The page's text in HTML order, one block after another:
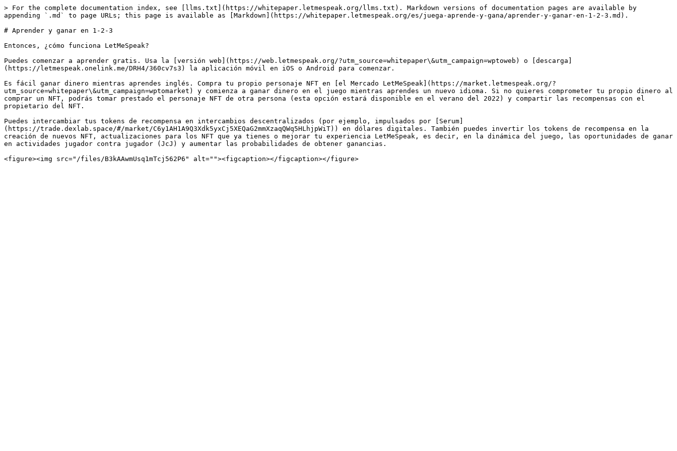
> For the complete documentation index, see [llms.txt](https://whitepaper.letmespeak.org/llms.txt). Markdown versions of documentation pages are available by
appending `.md` to page URLs; this page is available as [Markdown](https://whitepaper.letmespeak.org/es/juega-aprende-y-gana/aprender-y-ganar-en-1-2-3.md).
# Aprender y ganar en 1-2-3
Entonces, ¿cómo funciona LetMeSpeak?
Puedes comenzar a aprender gratis. Usa la [versión web](https://web.letmespeak.org/?utm_source=whitepaper\&utm_campaign=wptoweb) o [descarga]
(https://letmespeak.onelink.me/DRH4/360cv7s3) la aplicación móvil en iOS o Android para comenzar.
Es fácil ganar dinero mientras aprendes inglés. Compra tu propio personaje NFT en [el Mercado LetMeSpeak](https://market.letmespeak.org/?
utm_source=whitepaper\&utm_campaign=wptomarket) y comienza a ganar dinero en el juego mientras aprendes un nuevo idioma. Si no quieres comprometer tu propio dinero al
comprar un NFT, podrás tomar prestado el personaje NFT de otra persona (esta opción estará disponible en el verano del 2022) y compartir las recompensas con el
propietario del NFT.
Puedes intercambiar tus tokens de recompensa en intercambios descentralizados (por ejemplo, impulsados por [Serum]
(https://trade.dexlab.space/#/market/C6y1AH1A9Q3Xdk5yxCj5XEQaG2mmXzaqQWq5HLhjpWiT)) en dólares digitales. También puedes invertir los tokens de recompensa en la
creación de nuevos NFT, actualizaciones para los NFT que ya tienes o mejorar tu experiencia LetMeSpeak, es decir, en la dinámica del juego, las oportunidades de ganar
en actividades jugador contra jugador (JcJ) y aumentar las probabilidades de obtener ganancias.